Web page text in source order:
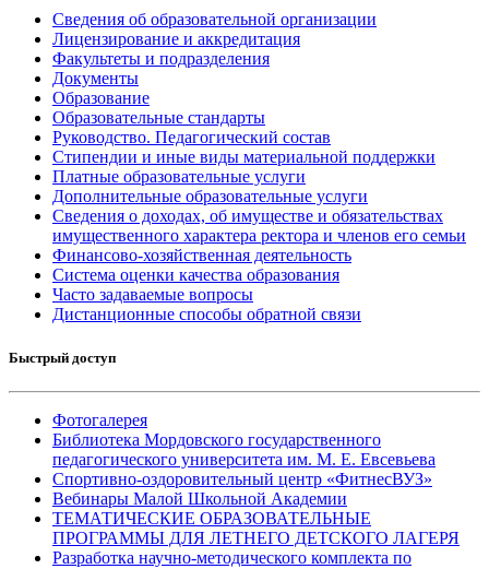
Сведения об образовательной организации
Лицензирование и аккредитация
Факультеты и подразделения
Документы
Образование
Образовательные стандарты
Руководство. Педагогический состав
Стипендии и иные виды материальной поддержки
Платные образовательные услуги
Дополнительные образовательные услуги
Сведения о доходах, об имуществе и обязательствах
имущественного характера ректора и членов его семьи
Финансово-хозяйственная деятельность
Система оценки качества образования
Часто задаваемые вопросы
Дистанционные способы обратной связи
Быстрый доступ
Фотогалерея
Библиотека Мордовского государственного
педагогического университета им. М. Е. Евсевьева
Спортивно-оздоровительный центр «ФитнесВУЗ»
Вебинары Малой Школьной Академии
ТЕМАТИЧЕСКИЕ ОБРАЗОВАТЕЛЬНЫЕ
ПРОГРАММЫ ДЛЯ ЛЕТНЕГО ДЕТСКОГО ЛАГЕРЯ
Разработка научно-методического комплекта по